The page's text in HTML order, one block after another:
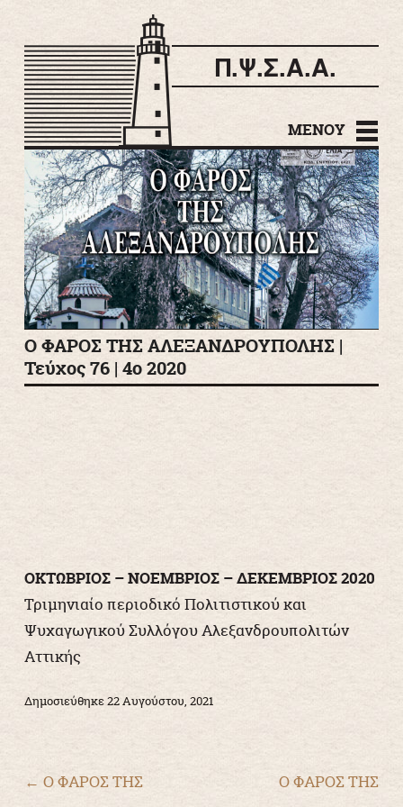
Π.Ψ.Σ.Α.Α.
ΜΕΝΟΎ
περιεχόμενο
Ο ΦΑΡΟΣ ΤΗΣ ΑΛΕΞΑΝΔΡΟΥΠΟΛΗΣ |
Τεύχος 76 | 4ο 2020
ΟΚΤΩΒΡΙΟΣ – ΝΟΕΜΒΡΙΟΣ – ΔΕΚΕΜΒΡΙΟΣ 2020
Τριμηνιαίο περιοδικό Πολιτιστικού και
Ψυχαγωγικού Συλλόγου Αλεξανδρουπολιτών
Αττικής
Δημοσιεύθηκε22 Αυγούστου, 2021
Πλοήγηση άρθρων
← Ο ΦΑΡΟΣ ΤΗΣ
Ο ΦΑΡΟΣ ΤΗΣ